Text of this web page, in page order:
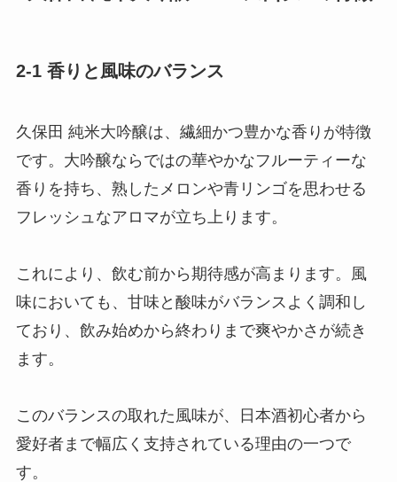
2-1 香りと風味のバランス
久保田 純米大吟醸は、繊細かつ豊かな香りが特徴
です。大吟醸ならではの華やかなフルーティーな
香りを持ち、熟したメロンや青リンゴを思わせる
フレッシュなアロマが立ち上ります。
これにより、飲む前から期待感が高まります。風
味においても、甘味と酸味がバランスよく調和し
ており、飲み始めから終わりまで爽やかさが続き
ます。
このバランスの取れた風味が、日本酒初心者から
愛好者まで幅広く支持されている理由の一つで
す。